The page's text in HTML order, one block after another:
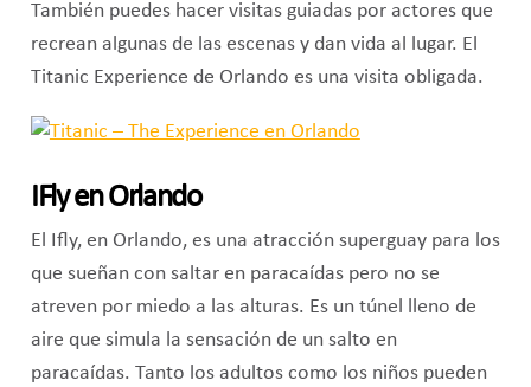
También puedes hacer visitas guiadas por actores que
recrean algunas de las escenas y dan vida al lugar. El
Titanic Experience de Orlando es una visita obligada.
IFly en Orlando
El Ifly, en Orlando, es una atracción superguay para los
que sueñan con saltar en paracaídas pero no se
atreven por miedo a las alturas. Es un túnel lleno de
aire que simula la sensación de un salto en
paracaídas. Tanto los adultos como los niños pueden